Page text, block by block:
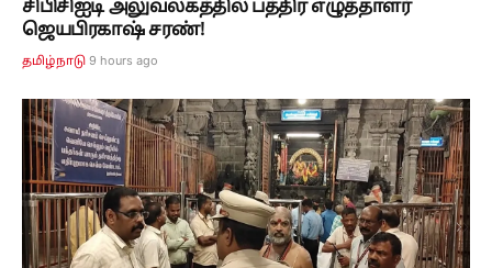
சிபிசிஐடி அலுவலகத்தில் பத்திர எழுத்தாளர்
ஜெயபிரகாஷ் சரண்!
தமிழ்நாடு 9 hours ago